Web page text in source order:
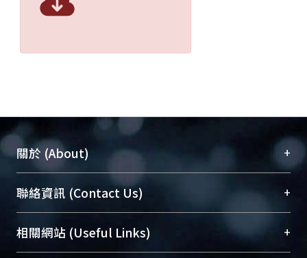
關於 (About) +
臺大位居世界頂尖大學之列，為永久珍藏及向國際
展現本校豐碩的研究成果及學術能量，圖書館整合
機構典藏（NTUR）與學術庫（AH）不同功能平
台，成為臺大學術典藏NTU scholars。期能整合研
聯絡資訊 (Contact Us) +
總館學科館員(Main Library)
醫學圖書館學科館員(Medical Library)
相關網站 (Useful Links) +